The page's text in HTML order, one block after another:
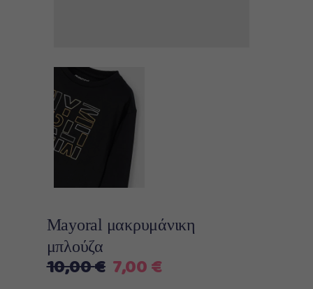
Mayoral μακρυμάνικη
μπλούζα
10,00€ Original
7,00€Η